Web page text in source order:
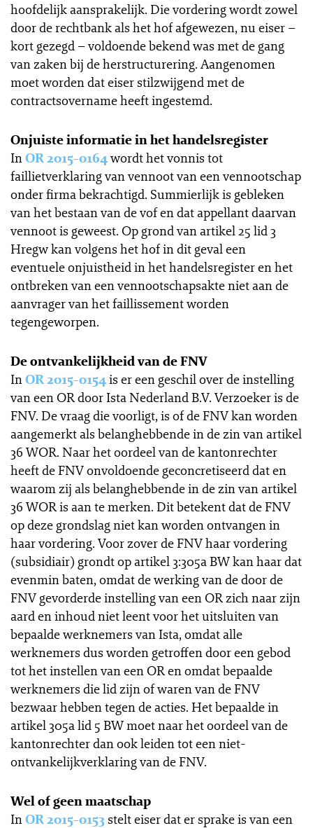
hoofdelijk aansprakelijk. Die vordering wordt zowel
door de rechtbank als het hof afgewezen, nu eiser –
kort gezegd – voldoende bekend was met de gang
van zaken bij de herstructurering. Aangenomen
moet worden dat eiser stilzwijgend met de
contractsovername heeft ingestemd.
Onjuiste informatie in het handelsregister
InOR 2015-0164wordt het vonnis tot
faillietverklaring van vennoot van een vennootschap
onder firma bekrachtigd. Summierlijk is gebleken
van het bestaan van de vof en dat appellant daarvan
vennoot is geweest. Op grond van artikel 25 lid 3
Hregw kan volgens het hof in dit geval een
eventuele onjuistheid in het handelsregister en het
ontbreken van een vennootschapsakte niet aan de
aanvrager van het faillissement worden
tegengeworpen.
De ontvankelijkheid van de FNV
InOR 2015-0154is er een geschil over de instelling
van een OR door Ista Nederland B.V. Verzoeker is de
FNV. De vraag die voorligt, is of de FNV kan worden
aangemerkt als belanghebbende in de zin van artikel
36 WOR. Naar het oordeel van de kantonrechter
heeft de FNV onvoldoende geconcretiseerd dat en
waarom zij als belanghebbende in de zin van artikel
36 WOR is aan te merken. Dit betekent dat de FNV
op deze grondslag niet kan worden ontvangen in
haar vordering. Voor zover de FNV haar vordering
(subsidiair) grondt op artikel 3:305a BW kan haar dat
evenmin baten, omdat de werking van de door de
FNV gevorderde instelling van een OR zich naar zijn
aard en inhoud niet leent voor het uitsluiten van
bepaalde werknemers van Ista, omdat alle
werknemers dus worden getroffen door een gebod
tot het instellen van een OR en omdat bepaalde
werknemers die lid zijn of waren van de FNV
bezwaar hebben tegen de acties. Het bepaalde in
artikel 305a lid 5 BW moet naar het oordeel van de
kantonrechter dan ook leiden tot een niet-
ontvankelijkverklaring van de FNV.
Wel of geen maatschap
InOR 2015-0153stelt eiser dat er sprake is van een